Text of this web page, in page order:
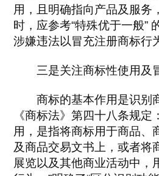
用，且明确指向产品及服务
时，应参考“特殊优于一般”
涉嫌违法以冒充注册商标行
三是关注商标性使用及
商标的基本作用是识别
《商标法》第四十八条规定
用，是指将商标用于商品、
及商品交易文书上，或者将
展览以及其他商业活动中，